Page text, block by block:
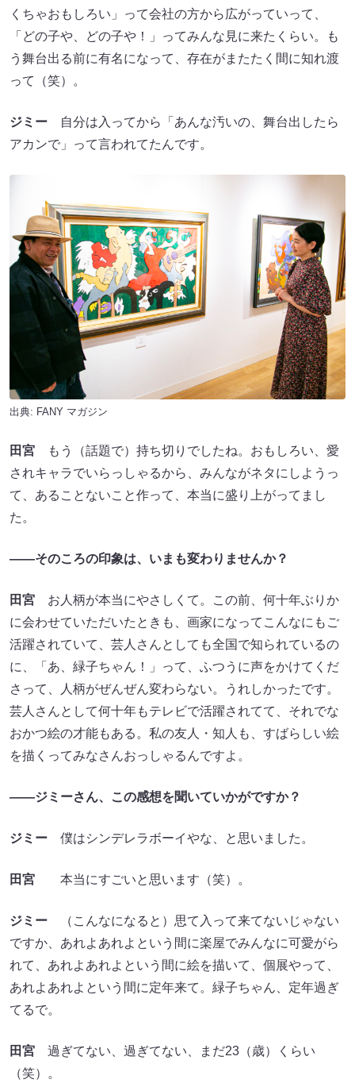
くちゃおもしろい」って会社の方から広がっていって、
「どの子や、どの子や！」ってみんな見に来たくらい。も
う舞台出る前に有名になって、存在がまたたく間に知れ渡
って（笑）。
ジミー 自分は入ってから「あんな汚いの、舞台出したら
アカンで」って言われてたんです。
出典: FANY マガジン
田宮 もう（話題で）持ち切りでしたね。おもしろい、愛
されキャラでいらっしゃるから、みんながネタにしようっ
て、あることないこと作って、本当に盛り上がってまし
た。
——そのころの印象は、いまも変わりませんか？
田宮 お人柄が本当にやさしくて。この前、何十年ぶりか
に会わせていただいたときも、画家になってこんなにもご
活躍されていて、芸人さんとしても全国で知られているの
に、「あ、緑子ちゃん！」って、ふつうに声をかけてくだ
さって、人柄がぜんぜん変わらない。うれしかったです。
芸人さんとして何十年もテレビで活躍されてて、それでな
おかつ絵の才能もある。私の友人・知人も、すばらしい絵
を描くってみなさんおっしゃるんですよ。
——ジミーさん、この感想を聞いていかがですか？
ジミー 僕はシンデレラボーイやな、と思いました。
田宮 本当にすごいと思います（笑）。
ジミー （こんなになると）思て入って来てないじゃない
ですか、あれよあれよという間に楽屋でみんなに可愛がら
れて、あれよあれよという間に絵を描いて、個展やって、
あれよあれよという間に定年来て。緑子ちゃん、定年過ぎ
てるで。
田宮 過ぎてない、過ぎてない、まだ23（歳）くらい
（笑）。